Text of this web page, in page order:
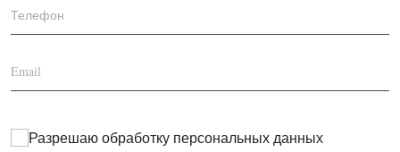
Разрешаю обработку персональных данных